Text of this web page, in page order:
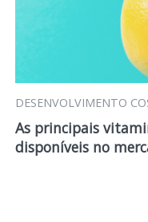
DESENVOLVIMENTO
As principais
disponíveis no